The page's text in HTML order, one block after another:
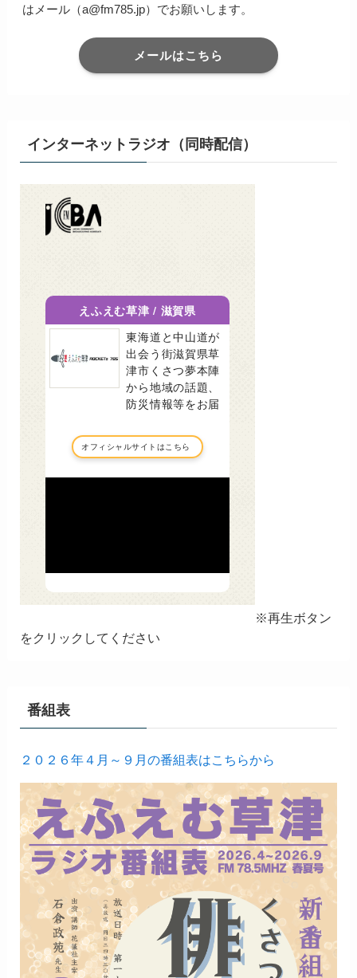
はメール（a@fm785.jp）でお願いします。
メールはこちら
インターネットラジオ（同時配信）
※再生ボタン
をクリックしてください
番組表
２０２６年４月～９月の番組表はこちらから